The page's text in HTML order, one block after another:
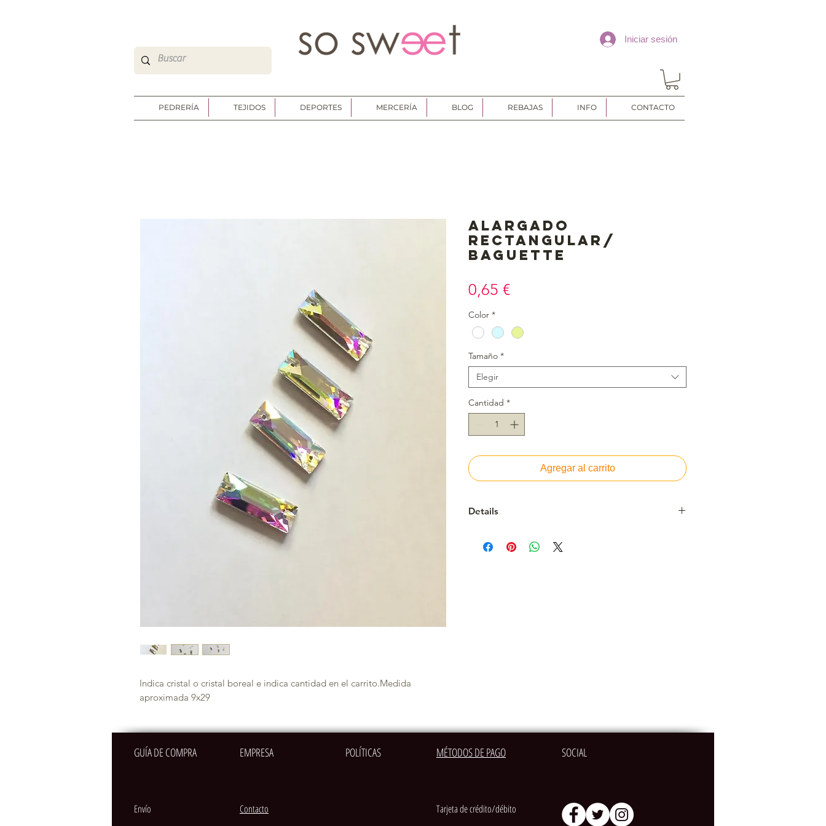
So Sweet Complementos Shop Online
http://www.sosweetshoponline.com
Iniciar sesión
PEDRERÍA TEJIDOS DEPORTES MERCERÍA BLOG REBAJAS INFO CONTACTO
Indica cristal o cristal boreal e indica cantidad en el carrito.Medida
aproximada 9x29
Alargado
rectangular/
Baguette
0,65 €Precio
Color *
Tamaño *
Elegir
Cantidad *
Agregar al carrito
Details
GUÍA DE COMPRA EMPRESA POLÍTICAS MÉTODOS DE PAGO SOCIAL
Envío Contacto Tarjeta de crédito/débito